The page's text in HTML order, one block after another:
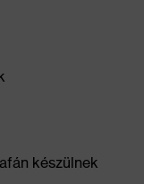
készülnek